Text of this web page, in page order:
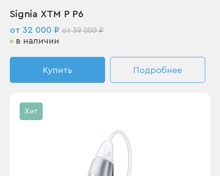
Signia XTM P P6
от 32 000 ₽ от 39 000 ₽
в наличии
Купить Подробнее
Хит